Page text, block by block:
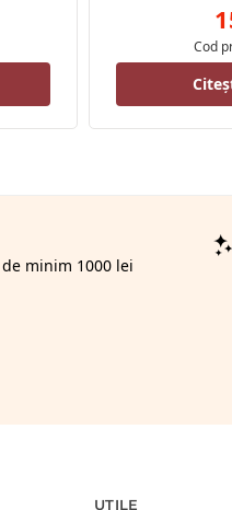
Cod
minim 1000 lei
UTILE